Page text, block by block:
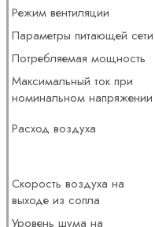
Режим вентиляции
Параметры питающей сети
Потребляемая мощность
Максимальный ток при
номинальном напряжении
Расход воздуха
Скорость воздуха на
выходе из сопла
Уровень шума на